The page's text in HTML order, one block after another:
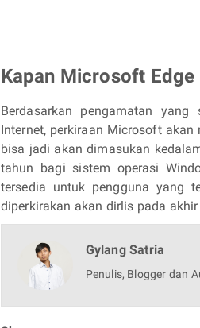
Kapan Microsoft
Berdasarkan pengamatan
Internet, perkiraan Microsoft
bisa jadi akan dimasukan
tahun bagi sistem operasi
tersedia untuk pengguna yang
diperkirakan akan dirlis pada
Gylang Satria
Penulis, Blogger dan